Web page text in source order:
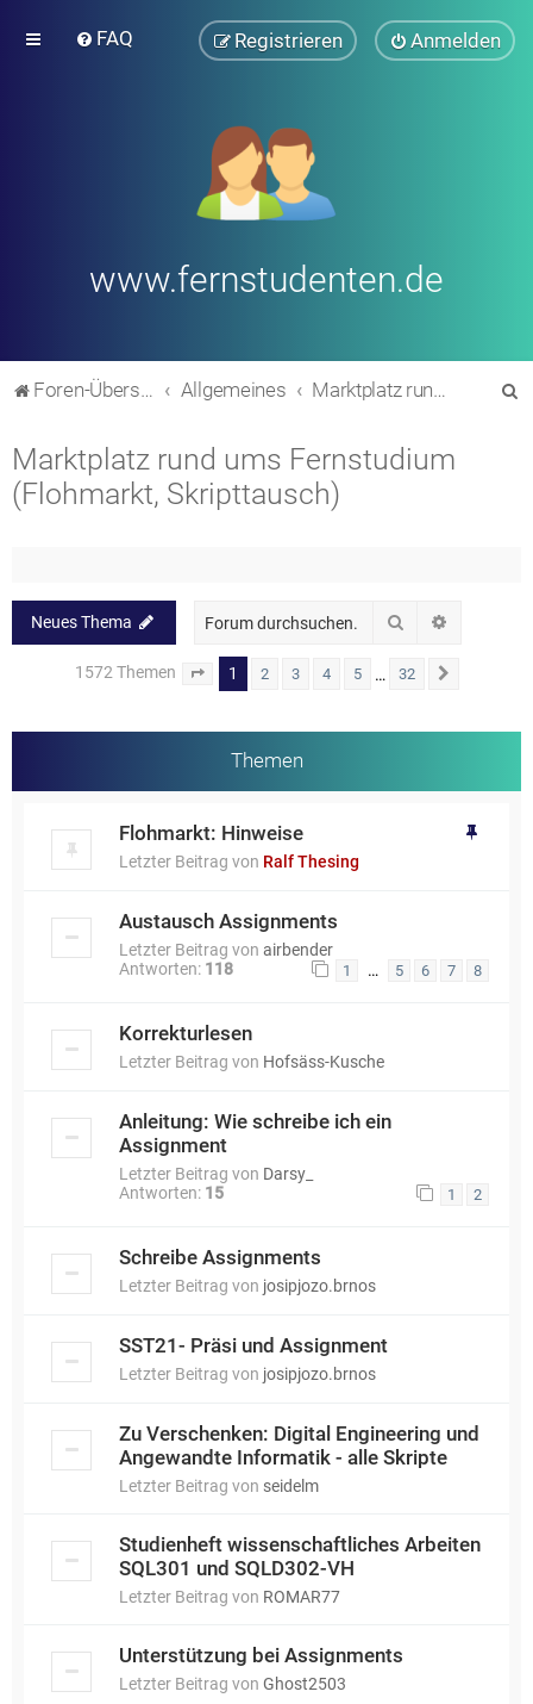
FAQ Anmelden
Registrieren
www.fernstudenten.de
Foren-Übersicht Allgemeines Marktplatz rund ums Fernstudium (Flohmarkt, Skripttausch)
Marktplatz rund ums Fernstudium
(Flohmarkt, Skripttausch)
Neues Thema Suche
1572 Themen Seite von 32
1 2 3 4 5 … 32
Themen
Flohmarkt: Hinweise
Letzter Beitrag von Ralf Thesing
Austausch Assignments
Letzter Beitrag von airbender
Antworten: 118 1 … 5 6 7 8
Korrekturlesen
Letzter Beitrag von Hofsäss-Kusche
Anleitung: Wie schreibe ich ein
Assignment
Letzter Beitrag von Darsy_
Antworten: 15 1 2
Schreibe Assignments
Letzter Beitrag von josipjozo.brnos
SST21- Präsi und Assignment
Letzter Beitrag von josipjozo.brnos
Zu Verschenken: Digital Engineering und
Angewandte Informatik - alle Skripte
Letzter Beitrag von seidelm
Studienheft wissenschaftliches Arbeiten
SQL301 und SQLD302-VH
Letzter Beitrag von ROMAR77
Unterstützung bei Assignments
Letzter Beitrag von Ghost2503